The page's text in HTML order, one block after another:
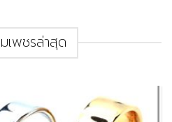
เพชรล่าสุด